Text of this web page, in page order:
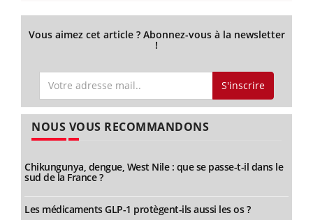
Vous aimez cet article ? Abonnez-vous à la newsletter
!
S'inscrire
NOUS VOUS RECOMMANDONS
Chikungunya, dengue, West Nile : que se passe-t-il dans le
sud de la France ?
Les médicaments GLP-1 protègent-ils aussi les os ?